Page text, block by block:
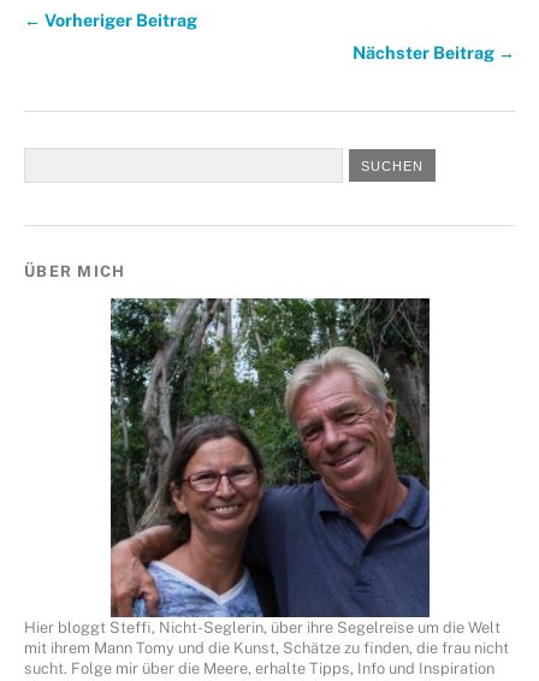
← Vorheriger Beitrag
Nächster Beitrag →
ÜBER MICH
Hier bloggt Steffi, Nicht-Seglerin, über ihre Segelreise um die Welt
mit ihrem Mann Tomy und die Kunst, Schätze zu finden, die frau nicht
sucht. Folge mir über die Meere, erhalte Tipps, Info und Inspiration